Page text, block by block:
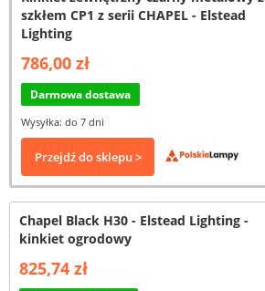
szkłem CP1 z serii CHAPEL - Elstead
Lighting
786,00 zł
Darmowa dostawa
Wysyłka: do 7 dni
Przejdź do sklepu >
Chapel Black H30 - Elstead Lighting -
kinkiet ogrodowy
825,74 zł